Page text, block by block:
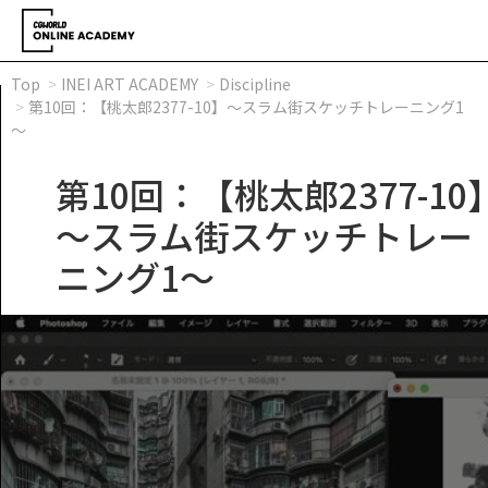
Top INEI ART ACADEMY
Discipline
第10回：【桃太郎2377-10】～スラム街スケッチトレーニング1
～
第10回：【桃太郎2377-10
～スラム街スケッチトレー
ニング1～